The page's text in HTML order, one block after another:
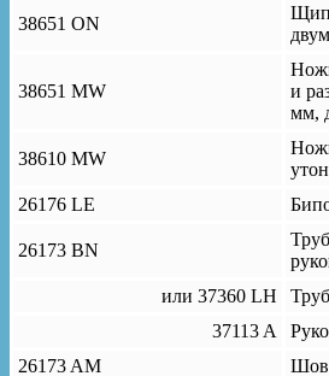
38651 ON
38651 MW
и
мм,
38610 MW
26176 LE
26173 BN
или 37360 LH
37113 A
26173 AM